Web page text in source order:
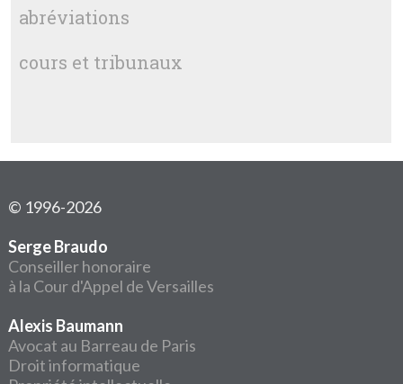
abréviations
cours et tribunaux
© 1996-2026
Serge Braudo
Conseiller honoraire
à la Cour d'Appel de Versailles
Alexis Baumann
Avocat au Barreau de Paris
Droit informatique